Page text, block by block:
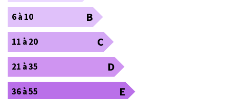
6 à 10 B
11 à 20 C
21 à 35 D
36 à 55 E